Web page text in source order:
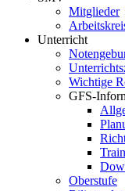
Mitglieder
Unterricht
Wichtige
GFS-
Oberstufe